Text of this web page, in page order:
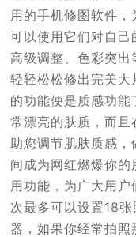
用的手机修图软件
可以使用它们对自己
高级调整、色彩突
轻轻松松修出完美
的功能便是质感功
常漂亮的肤质，而
助您调节肌肤质感
间成为网红燃爆你
用功能，为广大用
次最多可以设置18
器，如果你经常拍照